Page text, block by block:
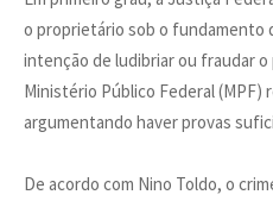
o proprietário sob o fundamento
intenção de ludibriar ou fraudar
Ministério Público Federal (MPF)
argumentando haver provas
De acordo com Nino Toldo, o